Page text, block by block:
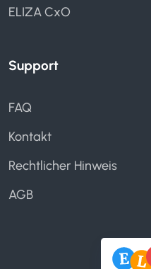
ELIZA CxO
Support
FAQ
Kontakt
Rechtlicher Hinweis
AGB